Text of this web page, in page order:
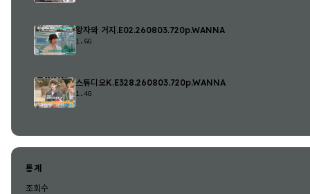
왕자와 거지.E02.260803.720p.WANNA
1.6G
스튜디오K.E328.260803.720p.WANNA
1.4G
통계
조회수